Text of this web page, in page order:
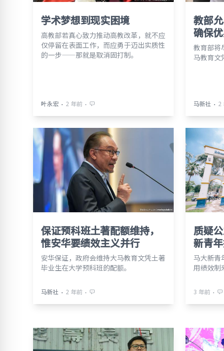
学术梦想到现实困境
高教部若真心致力推动高教改革，就不应
仅停留在表面工作，而应勇于迈出实质性
的一步——那就是取消固打制。
叶永宏 ⋅ 2 年前 ⋅
教部
确保
教育部将
马教育文
马新社 ⋅ 2
保证预科班土著配额维持，
惟安华要绩效主义并行
安华保证，政府会维持大马教育文凭土著
毕业生在大学预科班的配额。
马新社 ⋅ 2 年前 ⋅
质疑
新青
马大新青
用绩效制
3 年前 ⋅